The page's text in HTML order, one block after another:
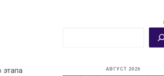
этапа АВГУСТ 2026